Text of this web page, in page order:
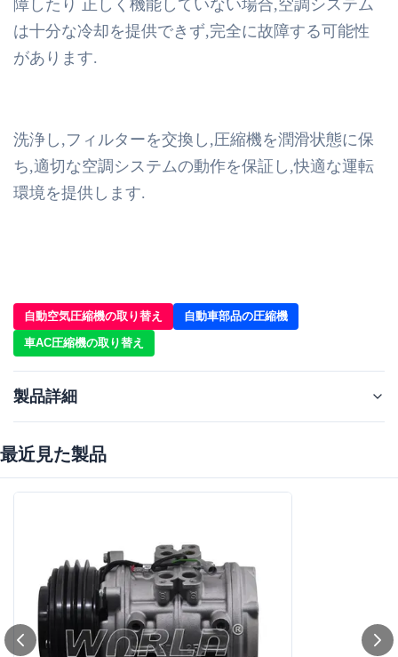
障したり 正しく機能していない場合,空調システム
は十分な冷却を提供できず,完全に故障する可能性
があります.
洗浄し,フィルターを交換し,圧縮機を潤滑状態に保
ち,適切な空調システムの動作を保証し,快適な運転
環境を提供します.
自動空気圧縮機の取り替え
自動車部品の圧縮機
車AC圧縮機の取り替え
製品詳細
Item No.:
Car Make: トヨタ・コースター 24V
Compressor Type: 10P25B
最近見た製品‌